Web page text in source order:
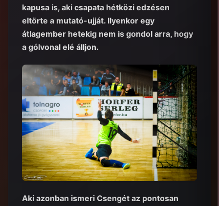
kapusa is, aki csapata hétközi edzésen
eltörte a mutató-ujját. Ilyenkor egy
átlagember hetekig nem is gondol arra, hogy
a gólvonal elé álljon.
Aki azonban ismeri Csengét az pontosan